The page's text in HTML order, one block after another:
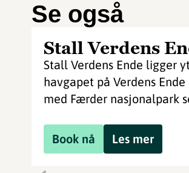
Se også
Stall Verdens
Stall Verdens Ende ligger
havgapet på Verdens
med Færder nasjonalpark
Book nå Les mer